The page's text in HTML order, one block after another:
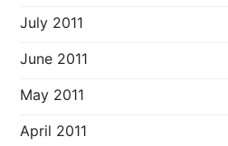
July 2011
June 2011
May 2011
April 2011